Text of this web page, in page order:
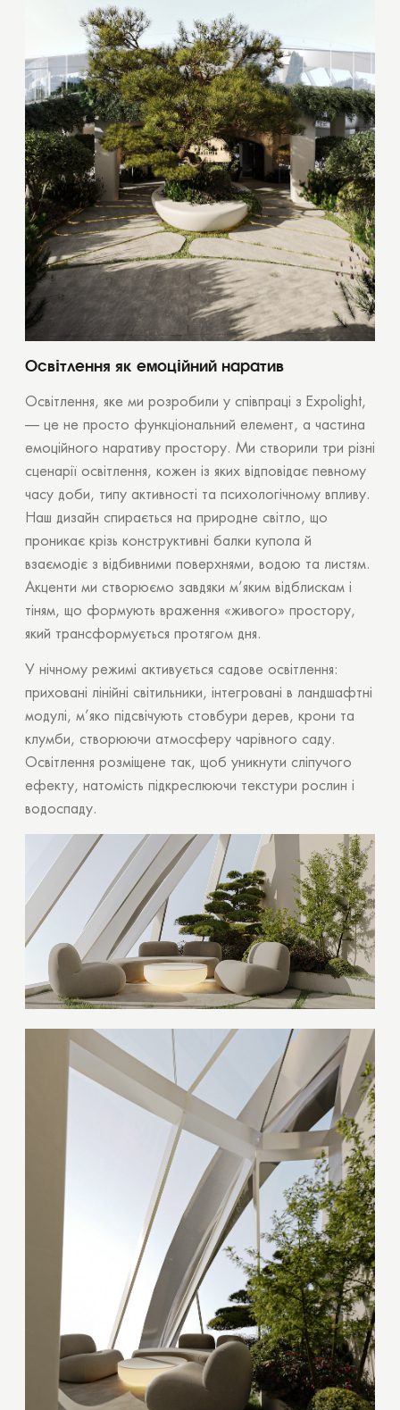
Освітлення як емоційний наратив
Освітлення, яке ми розробили у співпраці з Expolight,
— це не просто функціональний елемент, а частина
емоційного наративу простору. Ми створили три різні
сценарії освітлення, кожен із яких відповідає певному
часу доби, типу активності та психологічному впливу.
Наш дизайн спирається на природне світло, що
проникає крізь конструктивні балки купола й
взаємодіє з відбивними поверхнями, водою та листям.
Акценти ми створюємо завдяки м’яким відблискам і
тіням, що формують враження «живого» простору,
який трансформується протягом дня.
У нічному режимі активується садове освітлення:
приховані лінійні світильники, інтегровані в ландшафтні
модулі, м’яко підсвічують стовбури дерев, крони та
клумби, створюючи атмосферу чарівного саду.
Освітлення розміщене так, щоб уникнути сліпучого
ефекту, натомість підкреслюючи текстури рослин і
водоспаду.